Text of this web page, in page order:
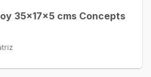
35x17x5 cms Concepts